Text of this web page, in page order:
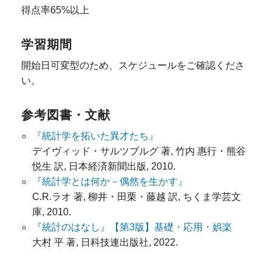
得点率65%以上
学習期間
開始日可変型のため、スケジュールをご確認くださ
い。
参考図書・文献
『統計学を拓いた異才たち』
デイヴィッド・サルツブルグ 著, 竹内 惠行・熊谷
悦生 訳, 日本経済新聞出版, 2010.
『統計学とは何か－偶然を生かす』
C.R.ラオ 著, 柳井・田栗・藤越 訳, ちくま学芸文
庫, 2010.
『統計のはなし』【第3版】基礎・応用・娯楽
大村 平 著, 日科技連出版社, 2022.